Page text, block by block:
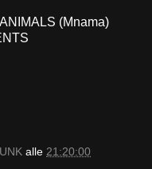
(Mnama)
alle 21:20:00